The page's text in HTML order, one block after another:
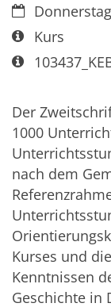
Datum:
Art bzw.
Kurs
Art bzw.
Der
1000
nach dem
Kurses und
Kenntnissen
Geschichte in